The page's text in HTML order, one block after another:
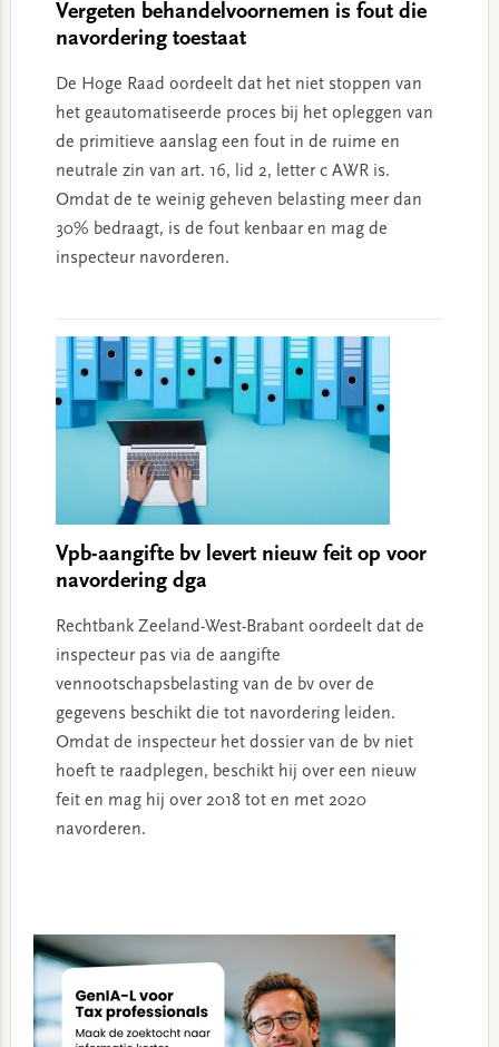
Vergeten behandelvoornemen is fout die
navordering toestaat
De Hoge Raad oordeelt dat het niet stoppen van
het geautomatiseerde proces bij het opleggen van
de primitieve aanslag een fout in de ruime en
neutrale zin van art. 16, lid 2, letter c AWR is.
Omdat de te weinig geheven belasting meer dan
30% bedraagt, is de fout kenbaar en mag de
inspecteur navorderen.
Vpb-aangifte bv levert nieuw feit op voor
navordering dga
Rechtbank Zeeland-West-Brabant oordeelt dat de
inspecteur pas via de aangifte
vennootschapsbelasting van de bv over de
gegevens beschikt die tot navordering leiden.
Omdat de inspecteur het dossier van de bv niet
hoeft te raadplegen, beschikt hij over een nieuw
feit en mag hij over 2018 tot en met 2020
navorderen.
Sidebar